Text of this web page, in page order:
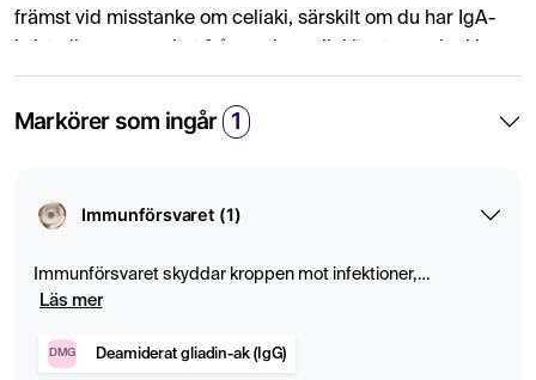
främst vid misstanke om celiaki, särskilt om du har IgA-
Rekommenderas särskilt vid IgA-brist eller diffusa
symtom.
Deamiderat gliadin IgG-testet rekommenderas till
personer som har symtom som kan tyda på celiaki –
eller oförklarlig viktminskning – men där vanliga tester
kan genomföras på grund av IgA-brist.
Markörer som ingår 1
Immunförsvaret (1)
Immunförsvaret skyddar kroppen mot infektioner,
sjukdomar och främmande ämnen genom en komplex
Blodprover kan ge insikt i immunförsvarets status och
Läs mer
DMG Deamiderat gliadin-ak (IgG)